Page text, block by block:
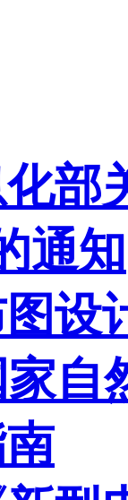
部
通知
设
家